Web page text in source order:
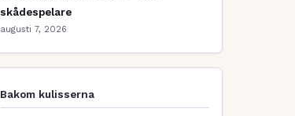
skådespelare
augusti 7, 2026
Bakom kulisserna